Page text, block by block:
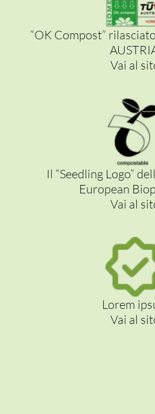
PER LA TAVOLA
CONTENITORI E
VASSOI E COTTURA
TERMOSALDABILI
PERSONALIZZATI
“OK Compost”
Vai al
Il “Seedling Logo”
European
Vai al
Lorem
Vai al